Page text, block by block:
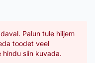
Palun tule hiljem
toodet veel
hindu siin kuvada.